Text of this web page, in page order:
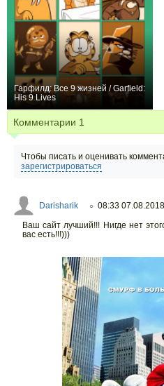
Гарфилд: Все 9 жизней / Garfield:
His 9 Lives
Комментарии 1
Чтобы писать и оценивать
зарегистрироваться
Darisharik ○ 08:33 07.08.2018
Ваш сайт лучший!!! Нигде нет
вас есть!!!)))